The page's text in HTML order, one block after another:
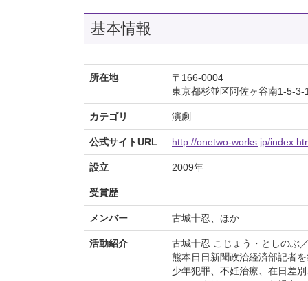
基本情報
所在地
〒166-0004
東京都杉並区阿佐ヶ谷南1-5-3-
カテゴリ 演劇
公式サイトURL http://onetwo-works.jp/
設立 2009年
受賞歴
メンバー 古城十忍、ほか
活動紹介
古城十忍 こじょう・としのぶ
熊本日日新聞政治経済部記者
少年犯罪、不妊治療、在日差